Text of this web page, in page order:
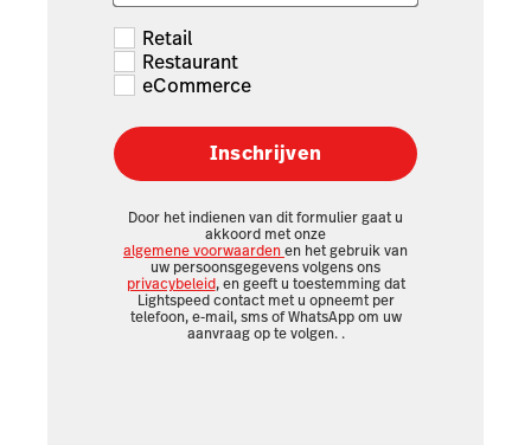
Retail
Restaurant
eCommerce
Inschrijven
Door het indienen van dit formulier gaat u
akkoord met onze
algemene voorwaardenen het gebruik van
uw persoonsgegevens volgens ons
privacybeleid, en geeft u toestemming dat
Lightspeed contact met u opneemt per
telefoon, e-mail, sms of WhatsApp om uw
aanvraag op te volgen. .